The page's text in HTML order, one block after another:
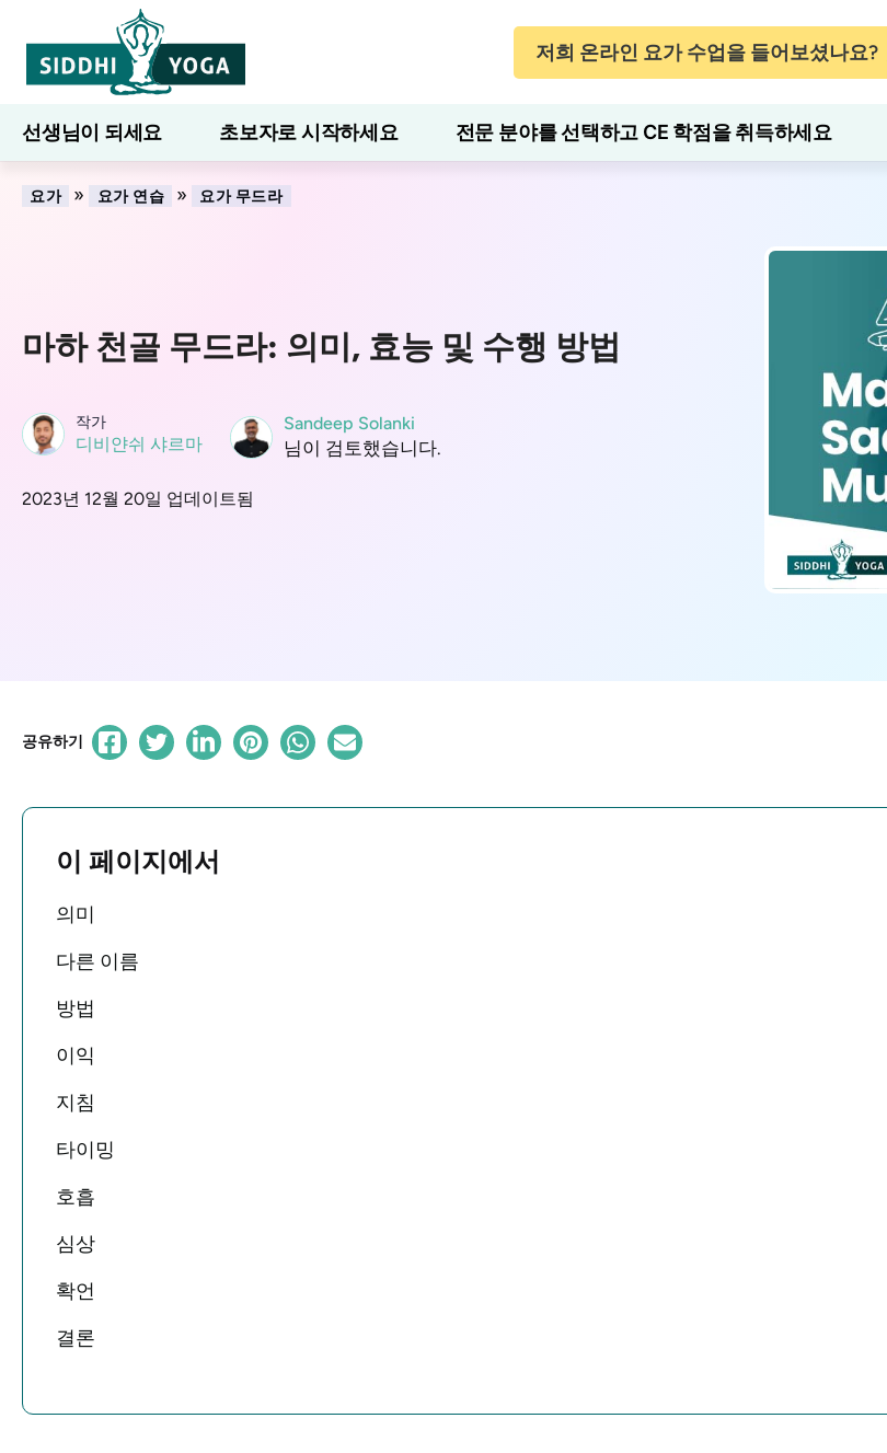
저희 온라인 요가 수업을 들어보셨나요?
선생님이 되세요 초보자로 시작하세요 전문 분야를 선택하고 CE 학점을 취득하세요
7일간의 웰니스 블로그
요가 » 요가 연습 » 요가 무드라
마하 천골 무드라: 의미, 효능 및 수행 방법
작가
디비얀쉬 샤르마
Sandeep Solanki
님이 검토했습니다.
2023년 12월 20일 업데이트됨
공유하기
이 페이지에서
의미
다른 이름
방법
이익
지침
타이밍
호흡
심상
확언
결론